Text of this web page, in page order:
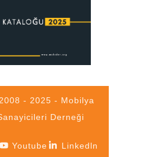
- 2025 - Mobilya
Derneği
Youtube Linkedln